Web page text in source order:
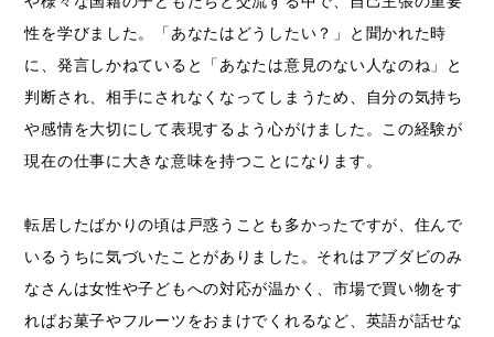
性を学びました。「あなたはどうしたい？」と聞かれた時
に、発言しかねていると「あなたは意見のない人なのね」と
判断され、相手にされなくなってしまうため、自分の気持ち
や感情を大切にして表現するよう心がけました。この経験が
現在の仕事に大きな意味を持つことになります。
転居したばかりの頃は戸惑うことも多かったですが、住んで
いるうちに気づいたことがありました。それはアブダビのみ
なさんは女性や子どもへの対応が温かく、市場で買い物をす
ればお菓子やフルーツをおまけでくれるなど、英語が話せな